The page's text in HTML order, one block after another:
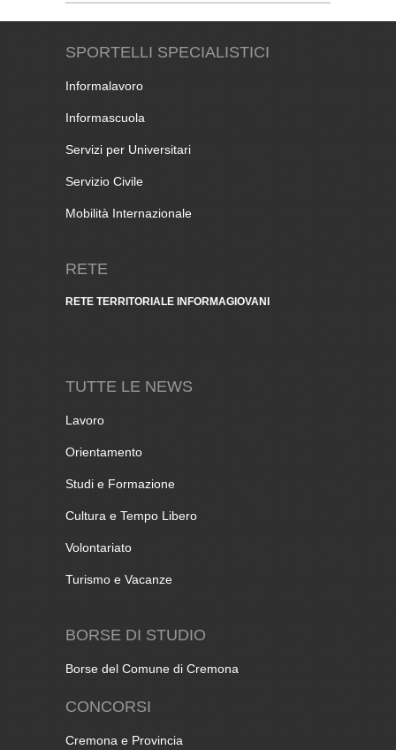
SPORTELLI SPECIALISTICI
Informalavoro
Informascuola
Servizi per Universitari
Servizio Civile
Mobilità Internazionale
RETE
RETE TERRITORIALE INFORMAGIOVANI
TUTTE LE NEWS
Lavoro
Orientamento
Studi e Formazione
Cultura e Tempo Libero
Volontariato
Turismo e Vacanze
BORSE DI STUDIO
Borse del Comune di Cremona
CONCORSI
Cremona e Provincia